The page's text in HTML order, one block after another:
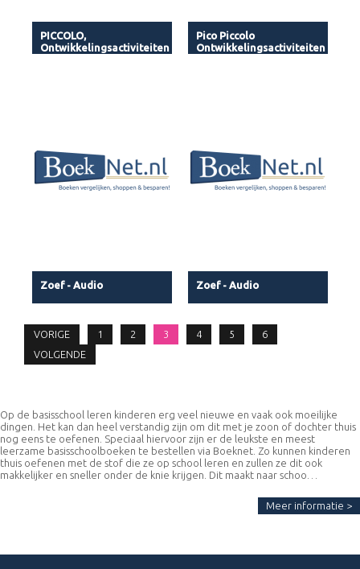
PICCOLO,
Ontwikkelingsactiviteiten
Pico Piccolo
Ontwikkelingsactiviteiten
Zoef - Audio Zoef - Audio
VORIGE 1 2 3 4 5
6
VOLGENDE
Op de basisschool leren kinderen erg veel nieuwe en vaak ook moeilijke
dingen. Het kan dan heel verstandig zijn om dit met je zoon of dochter thuis
nog eens te oefenen. Speciaal hiervoor zijn er de leukste en meest
leerzame basisschoolboeken te bestellen via Boeknet. Zo kunnen kinderen
thuis oefenen met de stof die ze op school leren en zullen ze dit ook
makkelijker en sneller onder de knie krijgen. Dit maakt naar schoo…
Meer informatie >